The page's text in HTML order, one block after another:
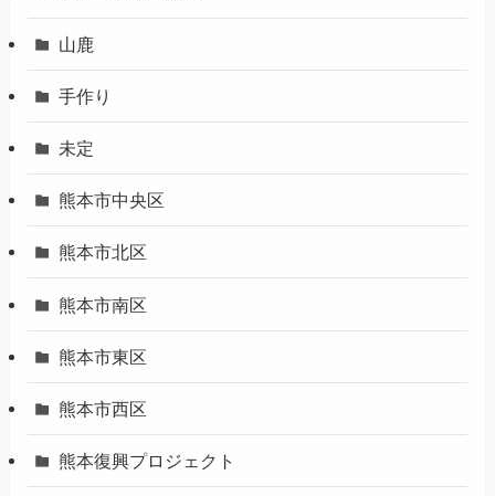
山鹿
手作り
未定
熊本市中央区
熊本市北区
熊本市南区
熊本市東区
熊本市西区
熊本復興プロジェクト